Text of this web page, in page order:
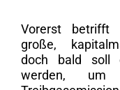
Vorerst betrifft
große,
doch bald soll
werden,